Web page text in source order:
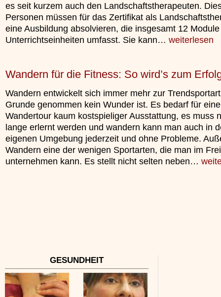
es seit kurzem auch den Landschaftstherapeuten.
Personen müssen für das Zertifikat als
eine Ausbildung absolvieren, die insgesamt 12
Unterrichtseinheiten umfasst. Sie kann… weiterlesen
Wandern für die Fitness: So wird’s zum
Wandern entwickelt sich immer mehr zur
Grunde genommen kein Wunder ist. Es bedarf für eine
Wandertour kaum kostspieliger Ausstattung, es muss
lange erlernt werden und wandern kann man auch in
eigenen Umgebung jederzeit und ohne Probleme.
Wandern eine der wenigen Sportarten, die man im
unternehmen kann. Es stellt nicht selten neben…
GESUNDHEIT